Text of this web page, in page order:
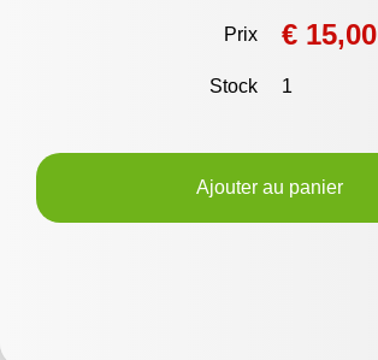
Prix € 15,00
Stock 1
Ajouter au panier